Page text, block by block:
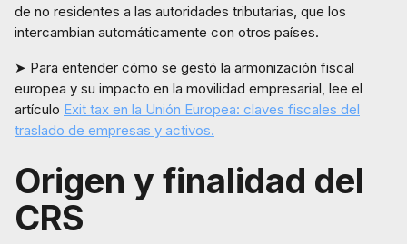
de no residentes a las autoridades tributarias, que los
intercambian automáticamente con otros países.
➤ Para entender cómo se gestó la armonización fiscal
europea y su impacto en la movilidad empresarial, lee el
artículo Exit tax en la Unión Europea: claves fiscales del
traslado de empresas y activos.
Origen y finalidad del
CRS